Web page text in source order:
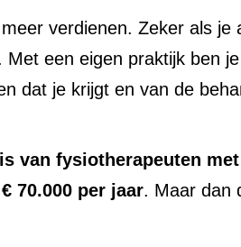
verdienen. Zeker als je
een eigen praktijk ben je
dat je krijgt en van de
van fysiotherapeuten met
70.000 per jaar. Maar dan